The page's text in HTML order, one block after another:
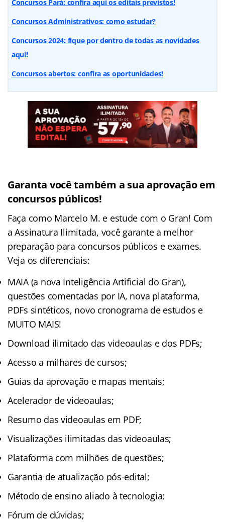
Concursos Pará: confira aqui os editais previstos!
Concursos Administrativos: como estudar?
Concursos 2024: fique por dentro de todas as novidades
aqui!
Concursos abertos: confira as oportunidades!
Garanta você também a sua aprovação em
concursos públicos!
Faça como Marcelo M. e estude com o Gran! Com
a Assinatura Ilimitada, você garante a melhor
preparação para concursos públicos e exames.
Veja os diferenciais:
MAIA (a nova Inteligência Artificial do Gran),
questões comentadas por IA, nova plataforma,
PDFs sintéticos, novo cronograma de estudos e
MUITO MAIS!
Download ilimitado das videoaulas e dos PDFs;
Acesso a milhares de cursos;
Guias da aprovação e mapas mentais;
Acelerador de videoaulas;
Resumo das videoaulas em PDF;
Visualizações ilimitadas das videoaulas;
Plataforma com milhões de questões;
Garantia de atualização pós-edital;
Método de ensino aliado à tecnologia;
Fórum de dúvidas;